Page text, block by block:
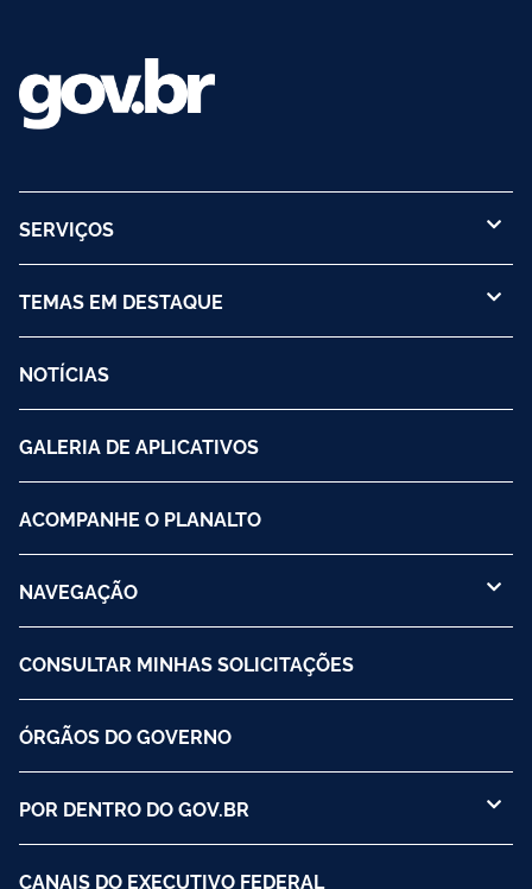
SERVIÇOS
TEMAS EM DESTAQUE
NOTÍCIAS
GALERIA DE APLICATIVOS
ACOMPANHE O PLANALTO
NAVEGAÇÃO
CONSULTAR MINHAS SOLICITAÇÕES
ÓRGÃOS DO GOVERNO
POR DENTRO DO GOV.BR
CANAIS DO EXECUTIVO FEDERAL